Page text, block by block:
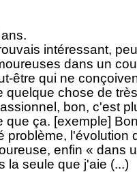
intéressant,
dans un
être qui ne
quelque chose de
bon, c'est
que ça. [exemple]
problème, l'évolution
enfin « dans
la seule que j'aie (...)